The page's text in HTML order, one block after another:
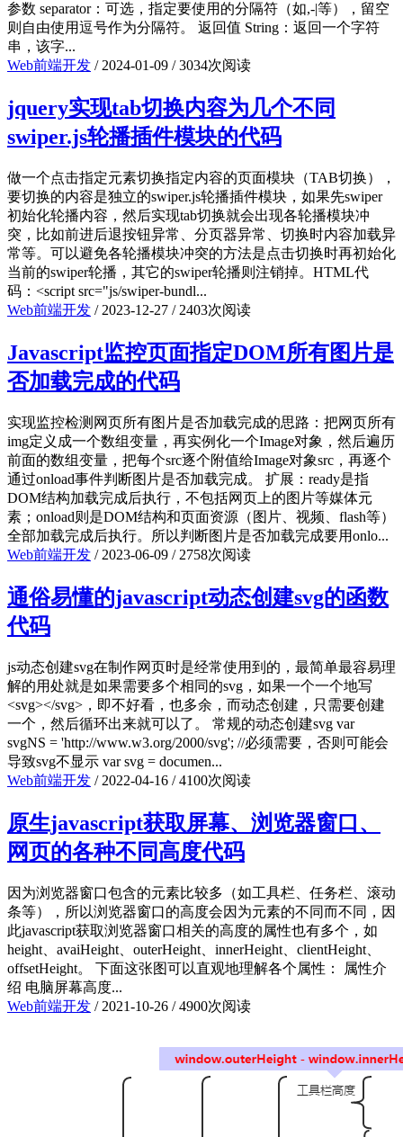
参数 separator：可选，指定要使用的分隔符（如,-|等），留空
则自由使用逗号作为分隔符。 返回值 String：返回一个字符
串，该字...
Web前端开发 / 2024-01-09 / 3034次阅读
jquery实现tab切换内容为几个不同
swiper.js轮播插件模块的代码
做一个点击指定元素切换指定内容的页面模块（TAB切换），
要切换的内容是独立的swiper.js轮播插件模块，如果先swiper
初始化轮播内容，然后实现tab切换就会出现各轮播模块冲
突，比如前进后退按钮异常、分页器异常、切换时内容加载异
常等。可以避免各轮播模块冲突的方法是点击切换时再初始化
当前的swiper轮播，其它的swiper轮播则注销掉。HTML代
码：<script src="js/swiper-bundl...
Web前端开发 / 2023-12-27 / 2403次阅读
Javascript监控页面指定DOM所有图片是
否加载完成的代码
实现监控检测网页所有图片是否加载完成的思路：把网页所有
img定义成一个数组变量，再实例化一个Image对象，然后遍历
前面的数组变量，把每个src逐个附值给Image对象src，再逐个
通过onload事件判断图片是否加载完成。 扩展：ready是指
DOM结构加载完成后执行，不包括网页上的图片等媒体元
素；onload则是DOM结构和页面资源（图片、视频、flash等）
全部加载完成后执行。所以判断图片是否加载完成要用onlo...
Web前端开发 / 2023-06-09 / 2758次阅读
通俗易懂的javascript动态创建svg的函数
代码
js动态创建svg在制作网页时是经常使用到的，最简单最容易理
解的用处就是如果需要多个相同的svg，如果一个一个地写
<svg></svg>，即不好看，也多余，而动态创建，只需要创建
一个，然后循环出来就可以了。 常规的动态创建svg var
svgNS = 'http://www.w3.org/2000/svg'; //必须需要，否则可能会
导致svg不显示 var svg = documen...
Web前端开发 / 2022-04-16 / 4100次阅读
原生javascript获取屏幕、浏览器窗口、
网页的各种不同高度代码
因为浏览器窗口包含的元素比较多（如工具栏、任务栏、滚动
条等），所以浏览器窗口的高度会因为元素的不同而不同，因
此javascript获取浏览器窗口相关的高度的属性也有多个，如
height、avaiHeight、outerHeight、innerHeight、clientHeight、
offsetHeight。 下面这张图可以直观地理解各个属性： 属性介
绍 电脑屏幕高度...
Web前端开发 / 2021-10-26 / 4900次阅读